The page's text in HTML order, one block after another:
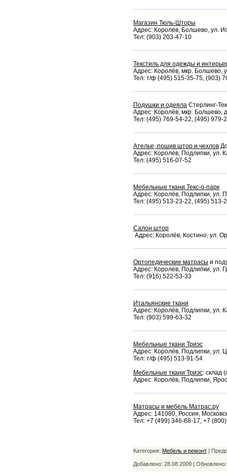
Магазин Тюль-Шторы
Адрес: Королёв, Болшево, ул.
Тел: (903) 203-47-10
Текстиль для одежды и
Адрес: Королёв, мкр. Болшево,
Тел: т/ф (495) 515-35-75, (903)
Подушки и одеяла Стерлинг-
Адрес: Королёв, мкр. Болшево,
Тел: (495) 769-54-22, (495) 979-
Ателье, пошив штор и чехлов
Адрес: Королёв, Подлипки, ул.
Тел: (495) 516-07-52
Мебельные ткани Текс-о-парк
Адрес: Королёв, Подлипки, ул.
Тел: (495) 513-23-22, (495) 513-
Салон штор
Адрес: Королёв, Костино, ул.
Ортопедические матрасы и
Адрес: Королев, Подлипки, ул.
Тел: (916) 522-53-33
Итальянские ткани
Адрес: Королёв, Подлипки, ул.
Тел: (903) 599-63-32
Мебельные ткани Триэс
Адрес: Королёв, Подлипки, ул.
Тел: т/ф (495) 513-91-54
Мебельные ткани Триэс: склад
Адрес: Королёв, Подлипки,
Матрасы и мебель Матрас.ру
Адрес: 141080, Россия,
Тел: +7 (499) 346-68-17, +7
Категория: Мебель и ремонт |
Добавлено: 28.08.2009 |